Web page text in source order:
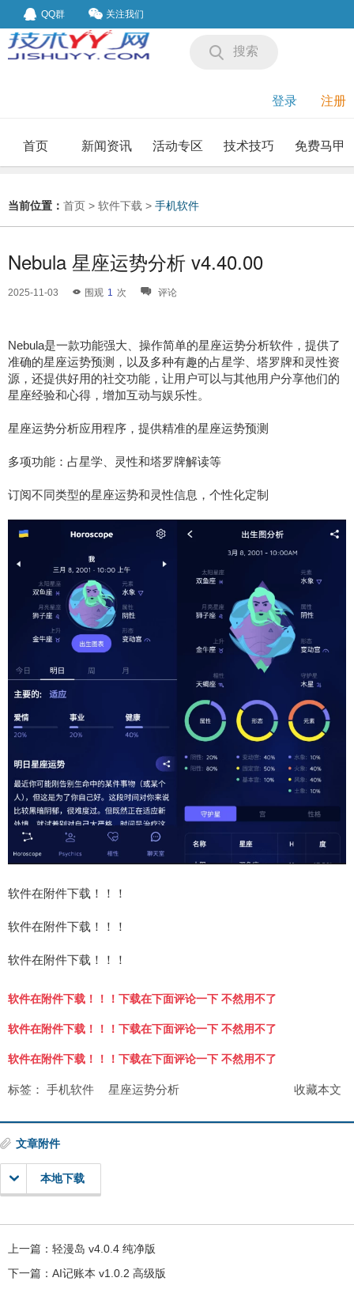
QQ群 关注我们
搜索
登录 注册
首页 新闻资讯 活动专区 技术技巧 免费马甲
当前位置： 首页 > 软件下载 > 手机软件
Nebula 星座运势分析 v4.40.00
2025-11-03 围观 1 次 评论
Nebula是一款功能强大、操作简单的星座运势分析软件，提供了
准确的星座运势预测，以及多种有趣的占星学、塔罗牌和灵性资
源，还提供好用的社交功能，让用户可以与其他用户分享他们的
星座经验和心得，增加互动与娱乐性。
星座运势分析应用程序，提供精准的星座运势预测
多项功能：占星学、灵性和塔罗牌解读等
订阅不同类型的星座运势和灵性信息，个性化定制
软件在附件下载！！！
软件在附件下载！！！
软件在附件下载！！！
软件在附件下载！！！下载在下面评论一下 不然用不了
软件在附件下载！！！下载在下面评论一下 不然用不了
软件在附件下载！！！下载在下面评论一下 不然用不了
收藏本文
标签： 手机软件 星座运势分析
文章附件
本地下载
上一篇： 轻漫岛 v4.0.4 纯净版
下一篇： AI记账本 v1.0.2 高级版